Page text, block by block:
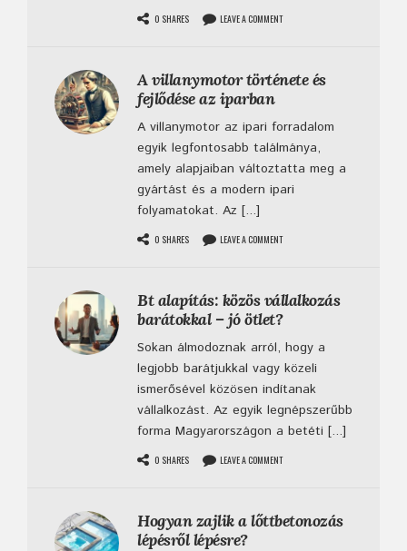
0 SHARES LEAVE A COMMENT
A villanymotor története és
fejlődése az iparban
A villanymotor az ipari forradalom
egyik legfontosabb találmánya,
amely alapjaiban változtatta meg a
gyártást és a modern ipari
folyamatokat. Az [...]
0 SHARES LEAVE A COMMENT
Bt alapítás: közös vállalkozás
barátokkal – jó ötlet?
Sokan álmodoznak arról, hogy a
legjobb barátjukkal vagy közeli
ismerősével közösen indítanak
vállalkozást. Az egyik legnépszerűbb
forma Magyarországon a betéti [...]
0 SHARES LEAVE A COMMENT
Hogyan zajlik a lőttbetonozás
lépésről lépésre?